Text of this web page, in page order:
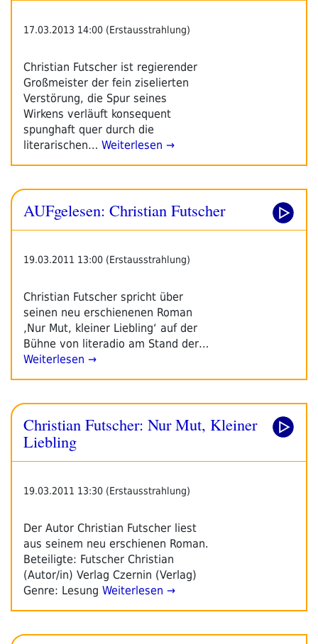
17.03.2013 14:00 (Erstausstrahlung)
Christian Futscher ist regierender
Großmeister der fein ziselierten
Verstörung, die Spur seines
Wirkens verläuft konsequent
spunghaft quer durch die
literarischen… Weiterlesen →
AUFgelesen: Christian Futscher
19.03.2011 13:00 (Erstausstrahlung)
Christian Futscher spricht über
seinen neu erschienenen Roman
‚Nur Mut, kleiner Liebling‘ auf der
Bühne von literadio am Stand der…
Weiterlesen →
Christian Futscher: Nur Mut, Kleiner
Liebling
19.03.2011 13:30 (Erstausstrahlung)
Der Autor Christian Futscher liest
aus seinem neu erschienen Roman.
Beteiligte: Futscher Christian
(Autor/in) Verlag Czernin (Verlag)
Genre: Lesung Weiterlesen →